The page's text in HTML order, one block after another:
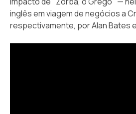
inglês em viagem de negócios a
respectivamente, por Alan Bates